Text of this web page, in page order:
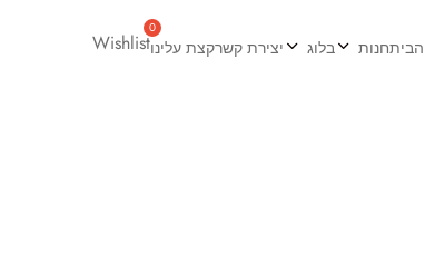
חנות בלוג יצירת קשרקצת עלינוWishlist